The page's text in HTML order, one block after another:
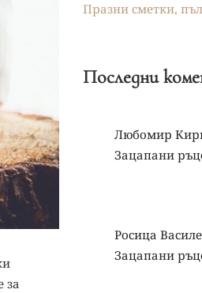
за
Празни сметки,
Последни
Любомир
Зацапани
Росица
Зацапани